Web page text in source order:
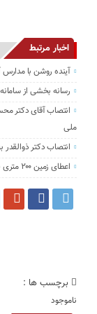
اخبار مرتبط
آینده روشن با مدارس
رسانه بخشی از
انتصاب آقای دکتر
ملی
انتصاب دکتر
اعطای زمین ۲۰۰ متری به خانواده‌های دارای ۳ فرزند و بیش
برچسب ها :
ناموجود